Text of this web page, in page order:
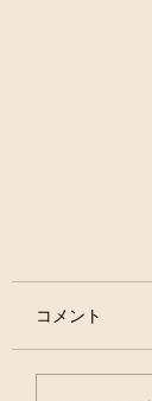
コメント